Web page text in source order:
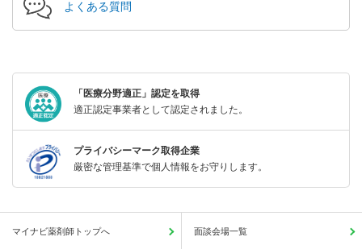
よくある質問
「医療分野適正」認定を取得
適正認定事業者として認定されました。
プライバシーマーク取得企業
厳密な管理基準で個人情報をお守りします。
マイナビ薬剤師トップへ 面談会場一覧